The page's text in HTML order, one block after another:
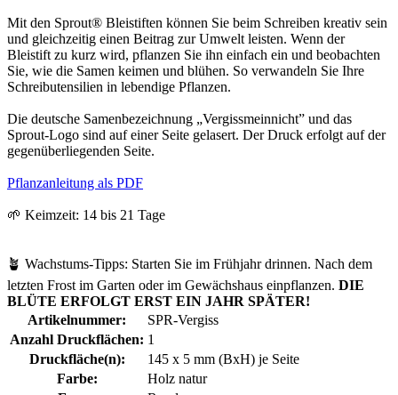
Mit den Sprout® Bleistiften können Sie beim Schreiben kreativ sein
und gleichzeitig einen Beitrag zur Umwelt leisten. Wenn der
Bleistift zu kurz wird, pflanzen Sie ihn einfach ein und beobachten
Sie, wie die Samen keimen und blühen. So verwandeln Sie Ihre
Schreibutensilien in lebendige Pflanzen.
Die deutsche Samenbezeichnung „Vergissmeinnicht” und das
Sprout-Logo sind auf einer Seite gelasert. Der Druck erfolgt auf der
gegenüberliegenden Seite.
Pflanzanleitung als PDF
🌱 Keimzeit: 14 bis 21 Tage
🪴 Wachstums-Tipps: Starten Sie im Frühjahr drinnen. Nach dem
letzten Frost im Garten oder im Gewächshaus einpflanzen. DIE
BLÜTE ERFOLGT ERST EIN JAHR SPÄTER!
Artikelnummer:
SPR-Vergiss
Anzahl Druckflächen: 1
Druckfläche(n):
145 x 5 mm (BxH) je Seite
Farbe:
Holz natur